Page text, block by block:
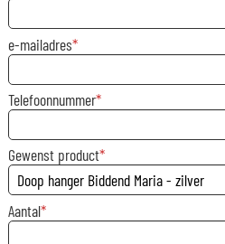
e-mailadres
Telefoonnummer
Gewenst product
Aantal